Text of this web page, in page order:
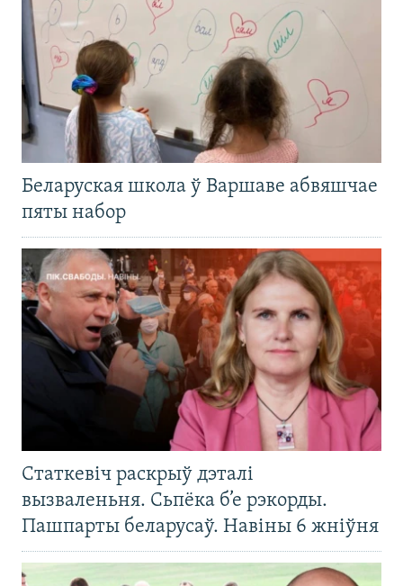
Беларуская школа ў Варшаве абвяшчае
пяты набор
Статкевіч раскрыў дэталі
вызваленьня. Сьпёка б’е рэкорды.
Пашпарты беларусаў. Навіны 6 жніўня